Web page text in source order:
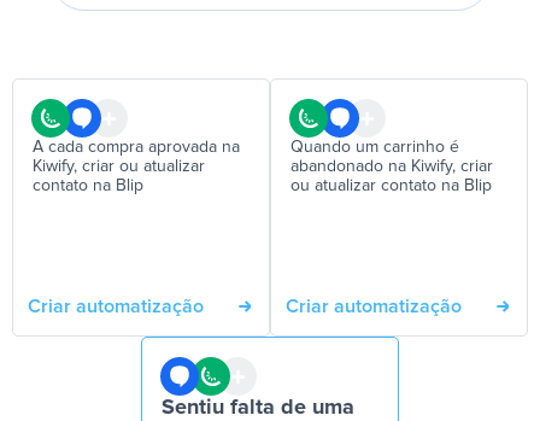
A cada compra aprovada na
Kiwify, criar ou atualizar
contato na Blip
Criar automatização
Quando um carrinho é
abandonado na Kiwify, criar
ou atualizar contato na Blip
Criar automatização
Sentiu falta de uma